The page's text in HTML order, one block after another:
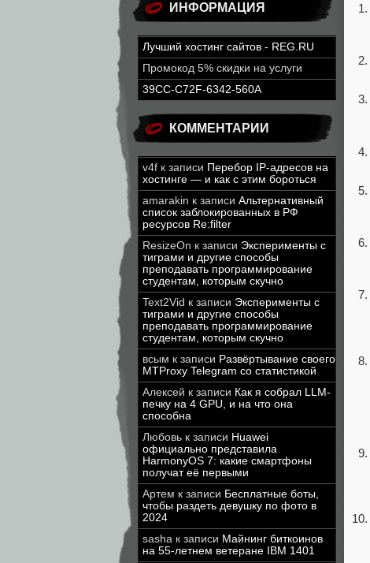
ИНФОРМАЦИЯ
Лучший хостинг сайтов - REG.RU
Промокод 5% скидки на услуги
39CC-C72F-6342-560A
КОММЕНТАРИИ
v4f к записи Перебор IP-адресов на
хостинге — и как с этим бороться
amarakin к записи Альтернативный
список заблокированных в РФ
ресурсов Re:filter
ResizeOn к записи Эксперименты с
тиграми и другие способы
преподавать программирование
студентам, которым скучно
Text2Vid к записи Эксперименты с
тиграми и другие способы
преподавать программирование
студентам, которым скучно
всым к записи Развёртывание своего
MTProxy Telegram со статистикой
Алексей к записи Как я собрал LLM-
печку на 4 GPU, и на что она
способна
Любовь к записи Huawei
официально представила
HarmonyOS 7: какие смартфоны
получат её первыми
Артем к записи Бесплатные боты,
чтобы раздеть девушку по фото в
2024
sasha к записи Майнинг биткоинов
на 55-летнем ветеране IBM 1401